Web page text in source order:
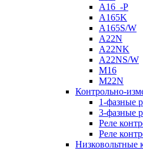
A16_-P
A165K
A165S/W
A22N
A22NK
A22NS/W
M16
M22N
Контрольно-
1-фазные
3-фазные
Реле
Реле
Низковольтные